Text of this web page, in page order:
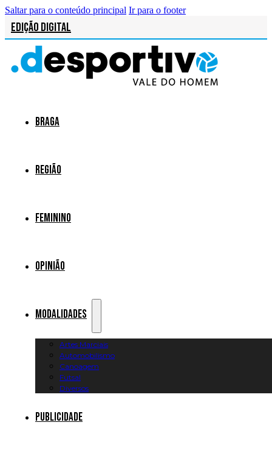
Saltar para o conteúdo principal Ir para o footer
Edição Digital
Braga
Região
Feminino
Opinião
Modalidades
Artes Marciais
Automobilismo
Canoagem
Futsal
Diversos
Publicidade